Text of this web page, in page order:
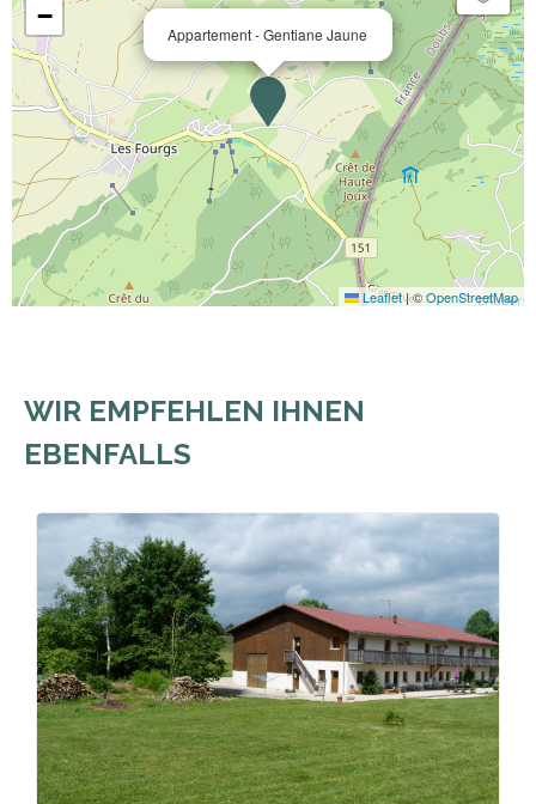
Appartement - Gentiane Jaune
−
Leaflet|©OpenStreetMap
WIR EMPFEHLEN IHNEN
EBENFALLS